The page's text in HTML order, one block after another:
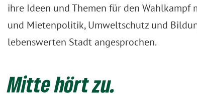
ihre Ideen und Themen für den
und Mietenpolitik, Umweltschutz und
lebenswerten Stadt angesprochen.
Mitte hört zu.